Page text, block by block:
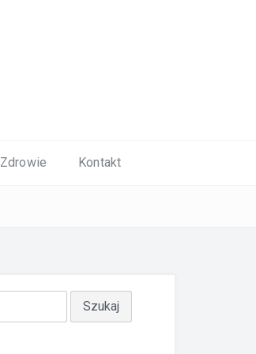
Zdrowie Kontakt